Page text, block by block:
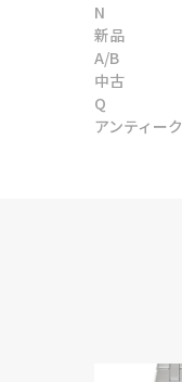
N
新品
A/B
中古
Q
アンティーク